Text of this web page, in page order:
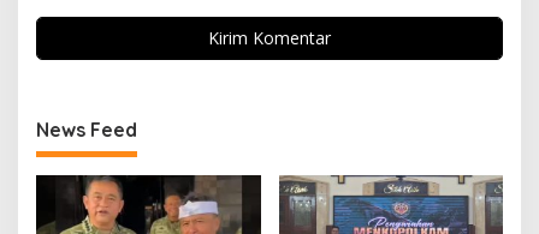
News Feed